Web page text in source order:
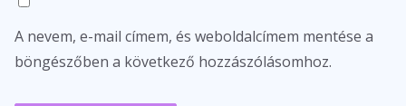
A nevem, e-mail címem, és weboldalcímem mentése a
böngészőben a következő hozzászólásomhoz.